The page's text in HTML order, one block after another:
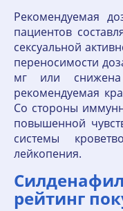
Рекомендуемая
пациентов
сексуальной
переносимости
мг или
рекомендуемая
Со стороны
повышенной
системы
лейкопения.
рейтинг